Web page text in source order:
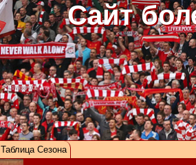
Сайт
Таблица Сезона